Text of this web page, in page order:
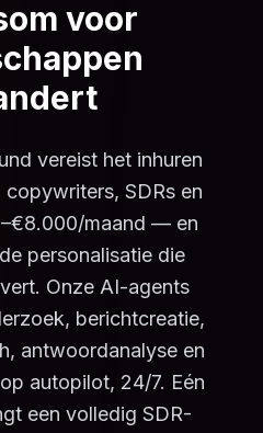
voor
vereist het inhuren
SDRs en
maand — en
personalisatie die
Onze AI-agents
berichtcreatie,
antwoordanalyse en
autopilot, 24/7. Eén
een volledig SDR-